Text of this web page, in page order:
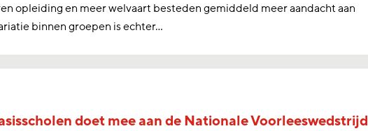
opleiding en meer welvaart besteden gemiddeld meer aandacht aan
binnen groepen is echter…
doet mee aan de Nationale Voorleeswedstrijd